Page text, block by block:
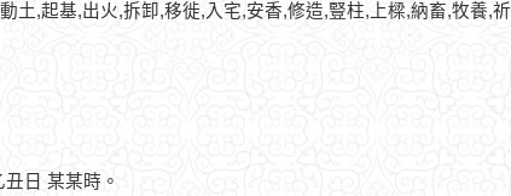
土,起基,出火,拆卸,移徙,入宅,安香,修造,豎柱,上樑,納畜,牧養,祈
日 某某時。